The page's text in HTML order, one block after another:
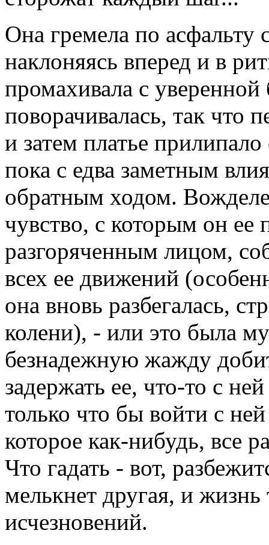
Она гремела по асфальту
наклоняясь вперед и в
промахивала с
поворачивалась, так что
и затем платье
пока с едва заметным
обратным ходом.
чувство, с которым он ее
разгоряченным лицом,
всех ее движений
она вновь разбегалась,
колени), - или это была
безнадежную жажду
задержать ее, что-то с
только что бы войти с
которое как-нибудь, все
Что гадать - вот,
мелькнет другая, и
исчезновений.